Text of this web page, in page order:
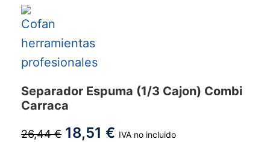
Separador Espuma (1/3 Cajon) Combi
Carraca
26,44€ 18,51 € IVA no incluido